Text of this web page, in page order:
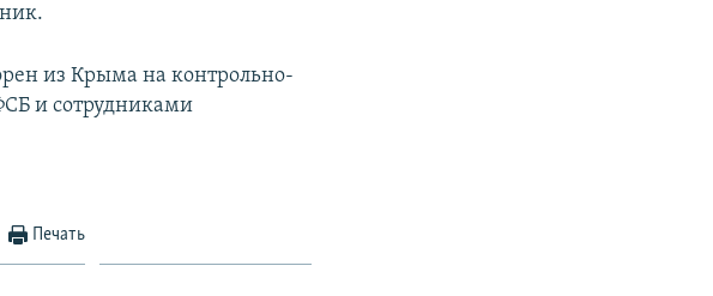
из Крыма на контрольно-
и сотрудниками
Печать